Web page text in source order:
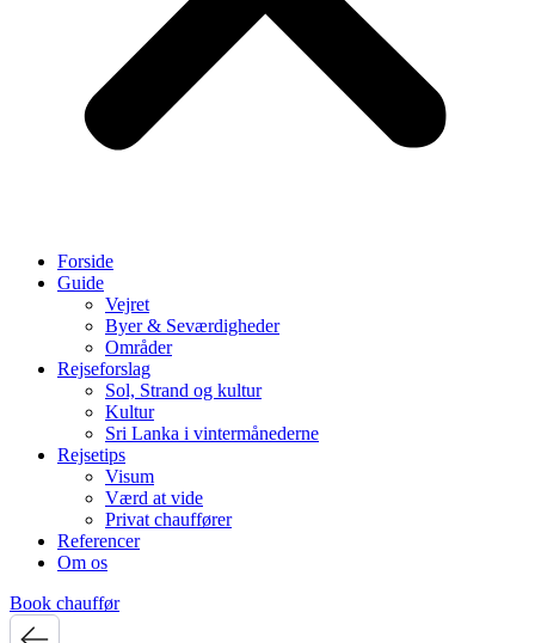
Forside
Guide
Vejret
Byer & Seværdigheder
Områder
Rejseforslag
Sol, Strand og kultur
Kultur
Sri Lanka i vintermånederne
Rejsetips
Visum
Værd at vide
Privat chauffører
Referencer
Om os
Book chauffør